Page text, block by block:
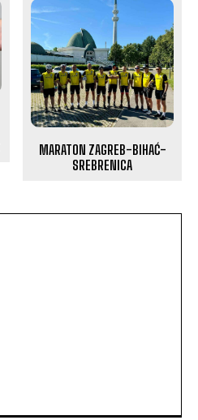
MARATON ZAGREB-BIHAĆ-
SREBRENICA